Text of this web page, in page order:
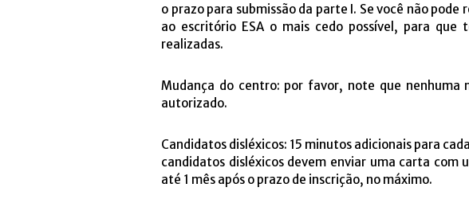
o prazo para submissão da parte I. Se você não
ao escritório ESA o mais cedo possível, para que
realizadas.
Mudança do centro: por favor, note que
autorizado.
Candidatos disléxicos: 15 minutos adicionais para
candidatos disléxicos devem enviar uma carta com
até 1 mês após o prazo de inscrição, no máximo.